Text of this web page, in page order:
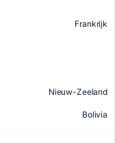
Frankrijk
Nieuw-Zeeland
Bolivia